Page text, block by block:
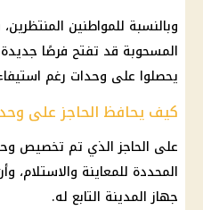
وبالنسبة للمواطنين
المسحوبة قد تفتح فرصًا
يحصلوا على وحدات رغم
كيف يحافظ الحاجز على
على الحاجز الذي تم تخصيص
المحددة للمعاينة والاستلام،
جهاز المدينة التابع له.